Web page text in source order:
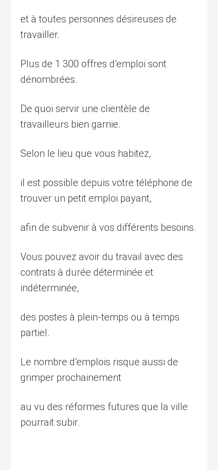
et à toutes personnes désireuses de
travailler.
Plus de 1 300 offres d’emploi sont
dénombrées.
De quoi servir une clientèle de
travailleurs bien garnie.
Selon le lieu que vous habitez,
il est possible depuis votre téléphone de
trouver un petit emploi payant,
afin de subvenir à vos différents besoins.
Vous pouvez avoir du travail avec des
contrats à durée déterminée et
indéterminée,
des postes à plein-temps ou à temps
partiel.
Le nombre d’emplois risque aussi de
grimper prochainement
au vu des réformes futures que la ville
pourrait subir.